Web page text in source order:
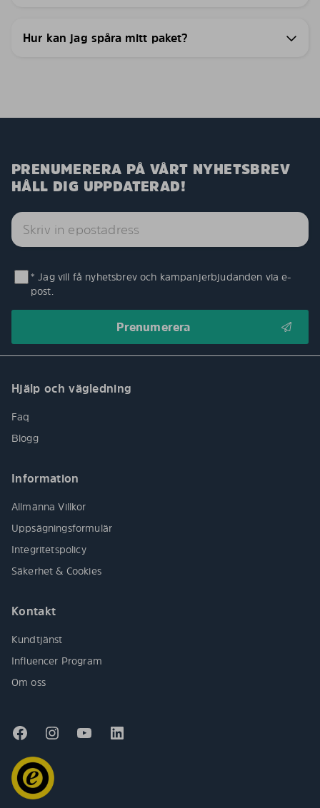
Hur kan jag spåra mitt paket?
PRENUMERERA PÅ VÅRT NYHETSBREV
HÅLL DIG UPPDATERAD!
* Jag vill få nyhetsbrev och kampanjerbjudanden via e-
post.
Hjälp och vägledning
Faq
Blogg
Information
Allmänna Villkor
Uppsägningsformulär
Integritetspolicy
Säkerhet & Cookies
Kontakt
Kundtjänst
Influencer Program
Om oss